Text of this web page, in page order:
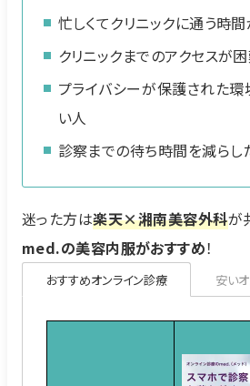
忙しくてクリニックに通う時
クリニックまでのアクセスが
プライバシーが保護された
い人
診察までの待ち時間を減らし
迷った方は楽天×湘南美容外科が
med.の美容内服がおすすめ！
おすすめオンライン診療 安い